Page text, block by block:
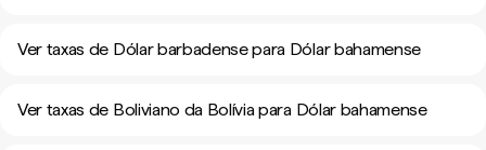
Ver taxas de Dólar barbadense para Dólar bahamense
Ver taxas de Boliviano da Bolívia para Dólar bahamense